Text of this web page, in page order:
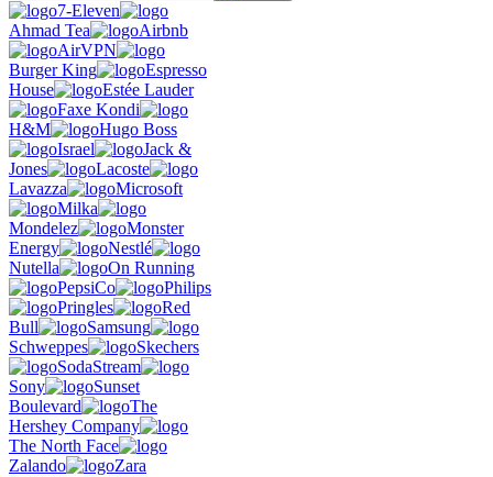
7-Eleven
Ahmad Tea
Airbnb
AirVPN
Burger King
Espresso
House
Estée Lauder
Faxe Kondi
H&M
Hugo Boss
Israel
Jack &
Jones
Lacoste
Lavazza
Microsoft
Milka
Mondelez
Monster
Energy
Nestlé
Nutella
On Running
PepsiCo
Philips
Pringles
Red
Bull
Samsung
Schweppes
Skechers
SodaStream
Sony
Sunset
Boulevard
The
Hershey Company
The North Face
Zalando
Zara